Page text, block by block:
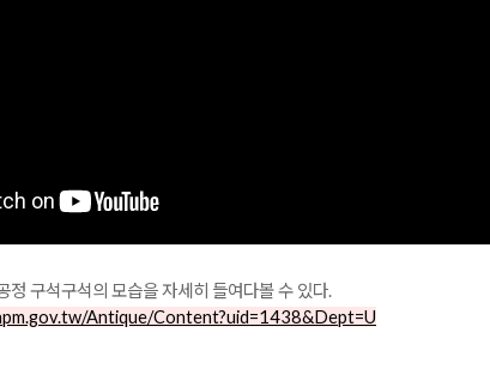
정 구석구석의 모습을 자세히 들여다볼 수 있다.
Antique/Content?uid=1438&Dept=U